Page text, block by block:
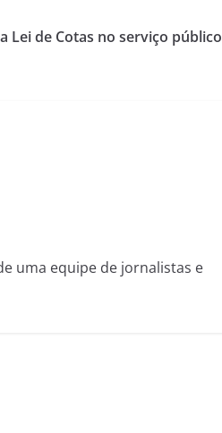
Lei de Cotas no serviço público
uma equipe de jornalistas e